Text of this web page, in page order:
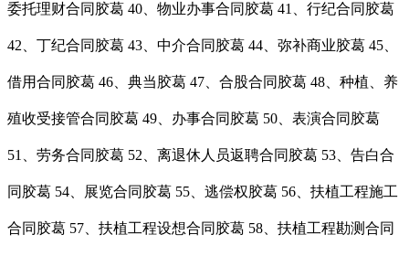
委托理财合同胶葛 40、物业办事合同胶葛 41、行纪合同胶葛
42、丁纪合同胶葛 43、中介合同胶葛 44、弥补商业胶葛 45、
借用合同胶葛 46、典当胶葛 47、合股合同胶葛 48、种植、养
殖收受接管合同胶葛 49、办事合同胶葛 50、表演合同胶葛
51、劳务合同胶葛 52、离退休人员返聘合同胶葛 53、告白合
同胶葛 54、展览合同胶葛 55、逃偿权胶葛 56、扶植工程施工
合同胶葛 57、扶植工程设想合同胶葛 58、扶植工程勘测合同